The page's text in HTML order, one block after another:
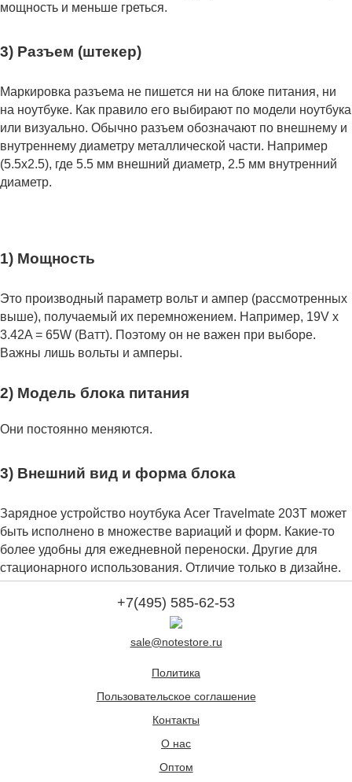
мощность и меньше греться.
3) Разъем (штекер)
Маркировка разъема не пишется ни на блоке питания, ни
на ноутбуке. Как правило его выбирают по модели ноутбука
или визуально. Обычно разъем обозначают по внешнему и
внутреннему диаметру металлической части. Например
(5.5x2.5), где 5.5 мм внешний диаметр, 2.5 мм внутренний
диаметр.
1) Мощность
Это производный параметр вольт и ампер (рассмотренных
выше), получаемый их перемножением. Например, 19V x
3.42A = 65W (Ватт). Поэтому он не важен при выборе.
Важны лишь вольты и амперы.
2) Модель блока питания
Они постоянно меняются.
3) Внешний вид и форма блока
Зарядное устройство ноутбука Acer Travelmate 203T может
быть исполнено в множестве вариаций и форм. Какие-то
более удобны для ежедневной переноски. Другие для
стационарного использования. Отличие только в дизайне.
+7(495) 585-62-53
sale@notestore.ru
Политика
Пользовательское соглашение
Контакты
О нас
Оптом